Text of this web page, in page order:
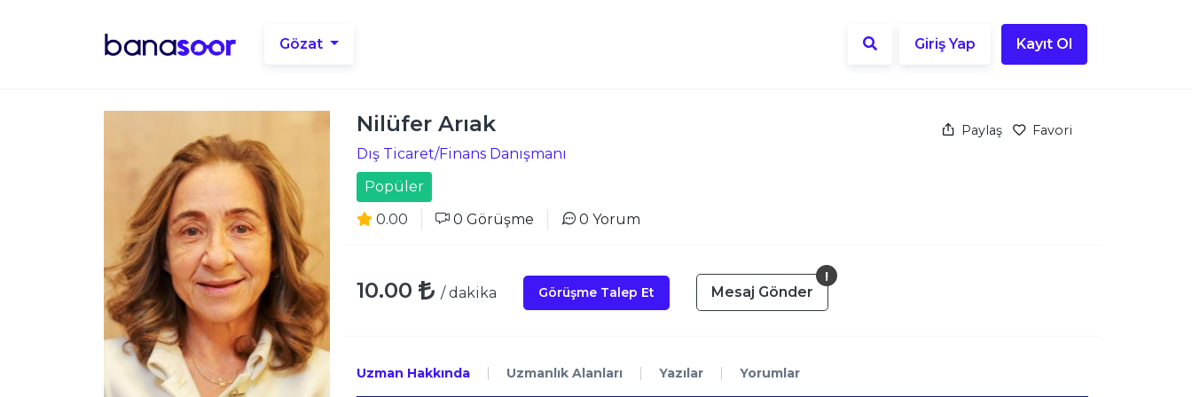
Gözat Giriş Yap Kayıt Ol
Nilüfer Arıak
Dış Ticaret/Finans Danışmanı
Popüler
0.00
0 Görüşme 0 Yorum
Paylaş Favori
10.00 / dakika Görüşme Talep Et Mesaj Gönder
Uzman Hakkında Uzmanlık Alanları Yazılar Yorumlar